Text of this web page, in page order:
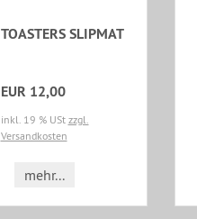
TOASTERS SLIPMAT
EUR 12,00
inkl. 19 % USt zzgl.
Versandkosten
mehr...